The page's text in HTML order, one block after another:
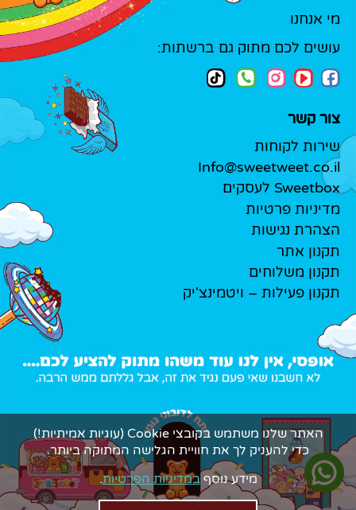
מי אנחנו
עושים לכם מתוק גם ברשתות:
צור קשר
שירות לקוחות
Info@sweetweet.co.il
Sweetbox לעסקים
מדיניות פרטיות
הצהרת נגישות
תקנון אתר
תקנון משלוחים
תקנון פעילות – ויטמינצ'יק
האתר שלנו משתמש בקובצי Cookie (עוגיות אמיתיות!)
כדי להעניק לך את חוויית הגלישה המתוקה ביותר.
מידע נוסףבמדיניות הפרטיות.